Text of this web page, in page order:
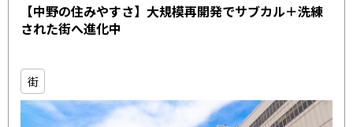
【中野の住みやすさ】大規模再開発でサブカル＋洗練
された街へ進化中
街